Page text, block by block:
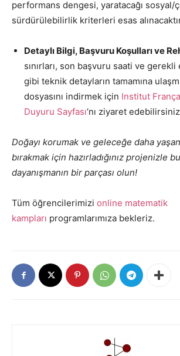
performans dengesi, yaratacağı sosyal/
sürdürülebilirlik kriterleri esas
Detaylı Bilgi, Başvuru Koşulları ve
sınırları, son başvuru saati ve gerekli
gibi teknik detayların tamamına
dosyasını indirmek için Institut
Duyuru Sayfası‘nı ziyaret
Doğayı korumak ve geleceğe daha
bırakmak için hazırladığınız projenizle
dayanışmanın bir parçası olun!
Tüm öğrencilerimizi online matematik
kampları programlarımıza bekleriz.